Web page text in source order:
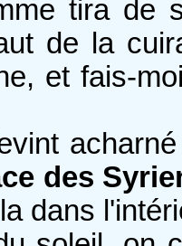
tira de
de la
et fais-
des
dans